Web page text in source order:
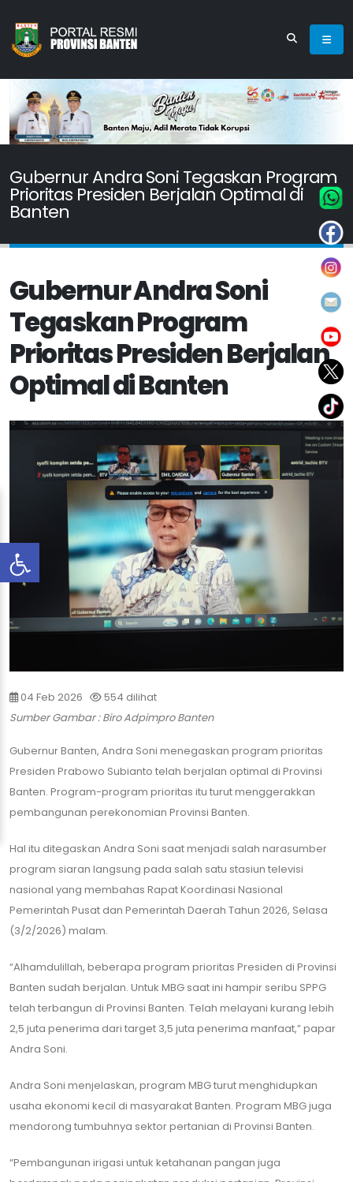
Gubernur Andra Soni Tegaskan Program
Prioritas Presiden Berjalan Optimal di
Banten
Gubernur Andra Soni
Tegaskan Program
Prioritas Presiden Berjalan
Optimal di Banten
04 Feb 2026
554 dilihat
Sumber Gambar : Biro Adpimpro Banten
Gubernur Banten, Andra Soni menegaskan program prioritas
Presiden Prabowo Subianto telah berjalan optimal di Provinsi
Banten. Program-program prioritas itu turut menggerakkan
pembangunan perekonomian Provinsi Banten.
Hal itu ditegaskan Andra Soni saat menjadi salah narasumber
program siaran langsung pada salah satu stasiun televisi
nasional yang membahas Rapat Koordinasi Nasional
Pemerintah Pusat dan Pemerintah Daerah Tahun 2026, Selasa
(3/2/2026) malam.
“Alhamdulillah, beberapa program prioritas Presiden di Provinsi
Banten sudah berjalan. Untuk MBG saat ini hampir seribu SPPG
telah terbangun di Provinsi Banten. Telah melayani kurang lebih
2,5 juta penerima dari target 3,5 juta penerima manfaat,” papar
Andra Soni.
Andra Soni menjelaskan, program MBG turut menghidupkan
usaha ekonomi kecil di masyarakat Banten. Program MBG juga
mendorong tumbuhnya sektor pertanian di Provinsi Banten.
“Pembangunan irigasi untuk ketahanan pangan juga